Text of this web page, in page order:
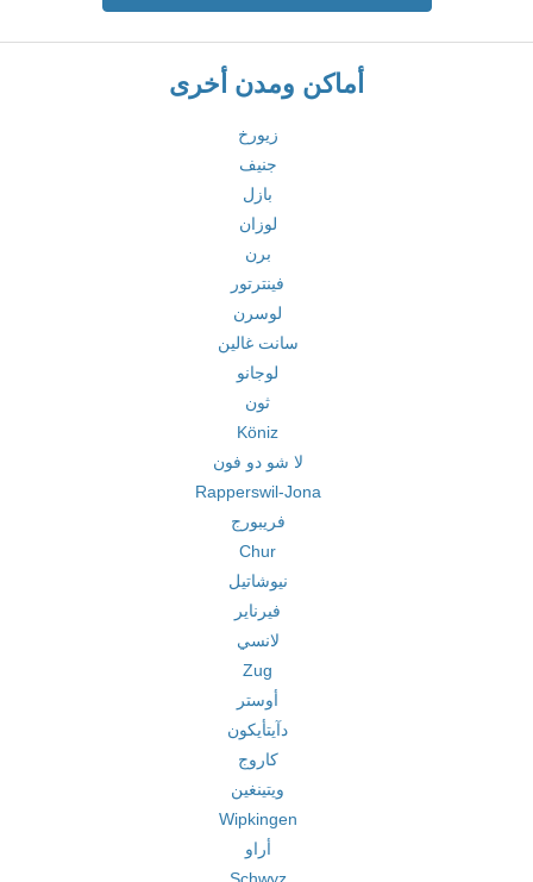
أماكن ومدن أخرى
زيورخ
جنيف
بازل
لوزان
برن
فينترتور
لوسرن
سانت غالين
لوجانو
ثون
Köniz
لا شو دو فون
Rapperswil-Jona
فريبورج
Chur
نيوشاتيل
فيرناير
لانسي
Zug
أوستر
دآيتأيكون
كاروج
ويتينغين
Wipkingen
أراو